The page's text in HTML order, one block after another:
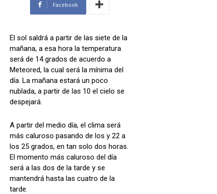
Facebook
El sol saldrá a partir de las siete de la
mañana, a esa hora la temperatura
será de 14 grados de acuerdo a
Meteored, la cual será la mínima del
día. La mañana estará un poco
nublada, a partir de las 10 el cielo se
despejará.
A partir del medio día, el clima será
más caluroso pasando de los y 22 a
los 25 grados, en tan solo dos horas.
El momento más caluroso del día
será a las dos de la tarde y se
mantendrá hasta las cuatro de la
tarde.